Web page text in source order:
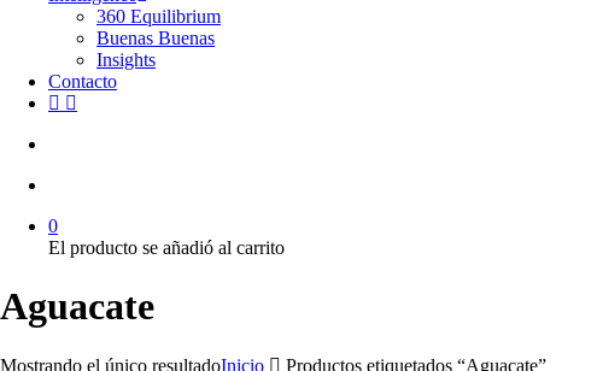
360 Equilibrium
Buenas Buenas
Insights
Contacto
facebook
instagram
0
El producto se añadió al carrito
Aguacate
Mostrando el único resultadoInicio Productos etiquetados “Aguacate”